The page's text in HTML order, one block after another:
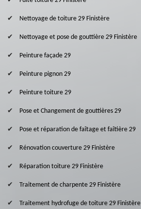
Nettoyage de toiture 29 Finistère
Nettoyage et pose de gouttière 29 Finistère
Peinture façade 29
Peinture pignon 29
Peinture toiture 29
Pose et Changement de gouttières 29
Pose et réparation de faîtage et faîtière 29
Rénovation couverture 29 Finistère
Réparation toiture 29 Finistère
Traitement de charpente 29 Finistère
Traitement hydrofuge de toiture 29 Finistère